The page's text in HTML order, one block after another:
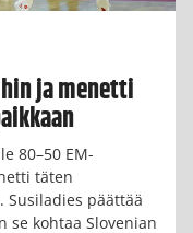
ja menetti
80–50 EM-
täten
Susiladies päättää
se kohtaa Slovenian